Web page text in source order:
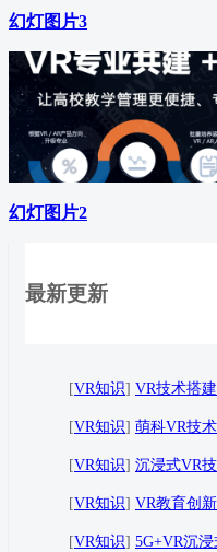
幻灯图片3
幻灯图片2
最新更新
[VR知识] VR技术搭
[VR知识] 萌科VR技
[VR知识] 沉浸式VR
[VR知识] VR教育创
[VR知识] 5G+VR沉